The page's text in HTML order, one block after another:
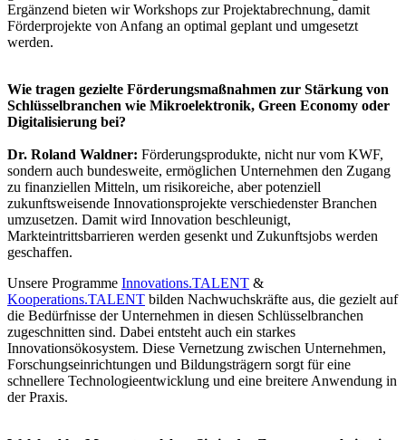
Ergänzend bieten wir Workshops zur Projektabrechnung, damit
Förderprojekte von Anfang an optimal geplant und umgesetzt
werden.
Wie tragen gezielte Förderungsmaßnahmen zur Stärkung von
Schlüsselbranchen wie Mikroelektronik, Green Economy oder
Digitalisierung bei?
Dr. Roland Waldner: Förderungsprodukte, nicht nur vom KWF,
sondern auch bundesweite, ermöglichen Unternehmen den Zugang
zu finanziellen Mitteln, um risikoreiche, aber potenziell
zukunftsweisende Innovationsprojekte verschiedenster Branchen
umzusetzen. Damit wird Innovation beschleunigt,
Markteintrittsbarrieren werden gesenkt und Zukunftsjobs werden
geschaffen.
Unsere Programme Innovations.TALENT &
Kooperations.TALENT bilden Nachwuchskräfte aus, die gezielt auf
die Bedürfnisse der Unternehmen in diesen Schlüsselbranchen
zugeschnitten sind. Dabei entsteht auch ein starkes
Innovationsökosystem. Diese Vernetzung zwischen Unternehmen,
Forschungseinrichtungen und Bildungsträgern sorgt für eine
schnellere Technologieentwicklung und eine breitere Anwendung in
der Praxis.